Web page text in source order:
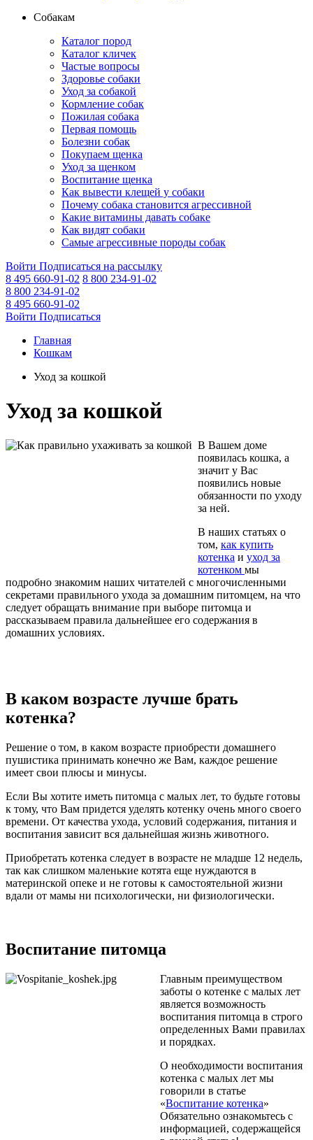
Собакам
Каталог пород
Каталог кличек
Частые вопросы
Здоровье собаки
Уход за собакой
Кормление собак
Пожилая собака
Первая помощь
Болезни собак
Покупаем щенка
Уход за щенком
Воспитание щенка
Как вывести клещей у собаки
Почему собака становится агрессивной
Какие витамины давать собаке
Как видят собаки
Самые агрессивные породы собак
Войти Подписаться на рассылку
8 495 660-91-02 8 800 234-91-02
8 800 234-91-02
8 495 660-91-02
Войти Подписаться
Главная
Кошкам
Уход за кошкой
Уход за кошкой
В Вашем доме
появилась кошка, а
значит у Вас
появились новые
обязанности по уходу
за ней.
В наших статьях о
том, как купить
котенка и уход за
котенком мы
подробно знакомим наших читателей с многочисленными
секретами правильного ухода за домашним питомцем, на что
следует обращать внимание при выборе питомца и
рассказываем правила дальнейшее его содержания в
домашних условиях.
В каком возрасте лучше брать
котенка?
Решение о том, в каком возрасте приобрести домашнего
пушистика принимать конечно же Вам, каждое решение
имеет свои плюсы и минусы.
Если Вы хотите иметь питомца с малых лет, то будьте готовы
к тому, что Вам придется уделять котенку очень много своего
времени. От качества ухода, условий содержания, питания и
воспитания зависит вся дальнейшая жизнь животного.
Приобретать котенка следует в возрасте не младше 12 недель,
так как слишком маленькие котята еще нуждаются в
материнской опеке и не готовы к самостоятельной жизни
вдали от мамы ни психологически, ни физиологически.
Воспитание питомца
Главным преимуществом
заботы о котенке с малых лет
является возможность
воспитания питомца в строго
определенных Вами правилах
и порядках.
О необходимости воспитания
котенка с малых лет мы
говорили в статье
«Воспитание котенка»
Обязательно ознакомьтесь с
информацией, содержащейся